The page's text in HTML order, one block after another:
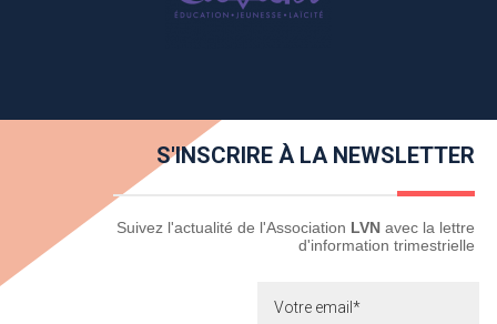
S'INSCRIRE À LA NEWSLETTER
Newsletter Suivez l'actualité de l'Association LVN avec la lettre
d'information trimestrielle